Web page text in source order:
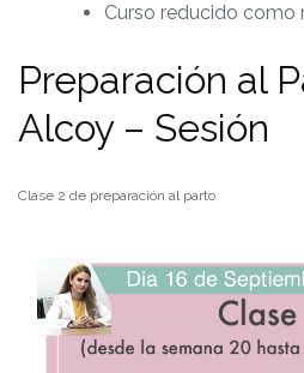
Curso reducido como
Preparación al
Alcoy – Sesión
Clase 2 de preparación al parto